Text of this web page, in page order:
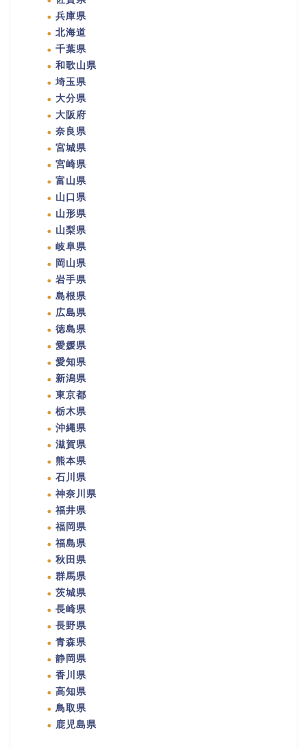
兵庫県
北海道
千葉県
和歌山県
埼玉県
大分県
大阪府
奈良県
宮城県
宮崎県
富山県
山口県
山形県
山梨県
岐阜県
岡山県
岩手県
島根県
広島県
徳島県
愛媛県
愛知県
新潟県
東京都
栃木県
沖縄県
滋賀県
熊本県
石川県
神奈川県
福井県
福岡県
福島県
秋田県
群馬県
茨城県
長崎県
長野県
青森県
静岡県
香川県
高知県
鳥取県
鹿児島県